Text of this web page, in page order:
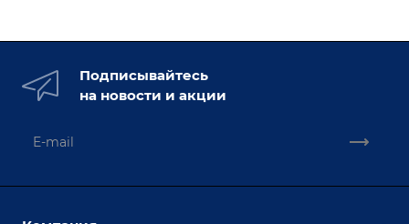
Подписывайтесь
на новости и акции